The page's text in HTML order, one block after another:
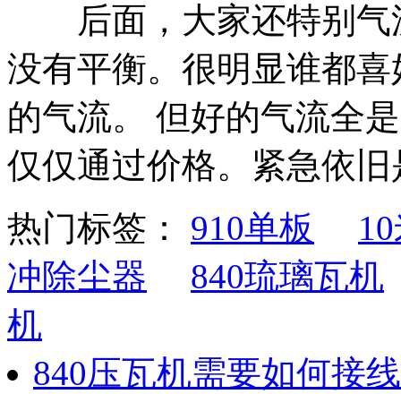
后面，大家还特别气
没有平衡。很明显谁都
的气流。 但好的气流全
仅仅通过价格。紧急依
热门标签： 910单板
冲除尘器
840琉璃瓦机
机
840压瓦机需要如何接线